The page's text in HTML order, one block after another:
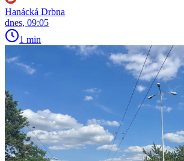
Hanácká Drbna
dnes, 09:05
1 min